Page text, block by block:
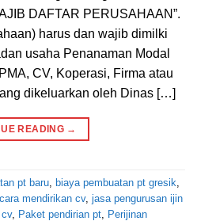
DAFTAR PERUSAHAAN”.
harus dan wajib dimilki
usaha Penanaman Modal
CV, Koperasi, Firma atau
dikeluarkan oleh Dinas […]
READING →
pt baru biaya pembuatan pt gresik
cara mendirikan cv, jasa pengurusan ijin
, Paket pendirian pt
Perijinan